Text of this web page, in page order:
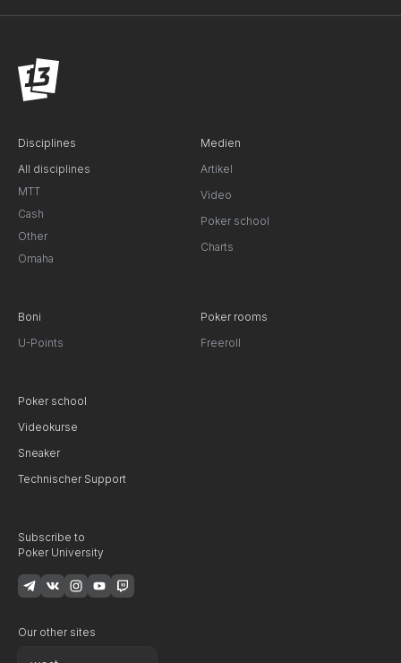
Disciplines
All disciplines
MTT
Cash
Other
Omaha
Medien
Artikel
Video
Poker school
Charts
Boni
U-Points
Poker rooms
Freeroll
Poker school
Videokurse
Sneaker
Technischer Support
Subscribe to
Poker University
Our other sites